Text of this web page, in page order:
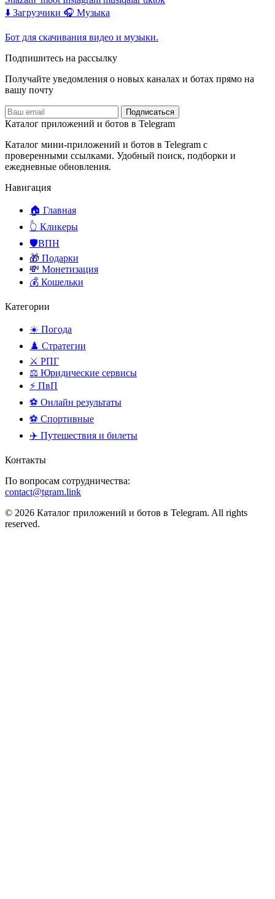
⬇️ Загрузчики 🎧 Музыка
Бот для скачивания видео и музыки.
Подпишитесь на рассылку
Получайте уведомления о новых каналах и ботаx прямо на
вашу почту
Подписаться
Каталог приложений и ботов в Telegram
Каталог мини-приложений и ботов в Telegram с
проверенными ссылками. Удобный поиск, подборки и
ежедневные обновления.
Навигация
🏠 Главная
👆 Кликеры
🛡️ВПН
🎁 Подарки
💸 Монетизация
💰 Кошельки
Категории
☀️ Погода
♟️ Стратегии
⚔️ РПГ
⚖️ Юридические сервисы
⚡ ПвП
⚽ Онлайн результаты
⚽ Спортивные
✈️ Путешествия и билеты
Контакты
По вопросам сотрудничества:
contact@tgram.link
© 2026 Каталог приложений и ботов в Telegram. All rights
reserved.